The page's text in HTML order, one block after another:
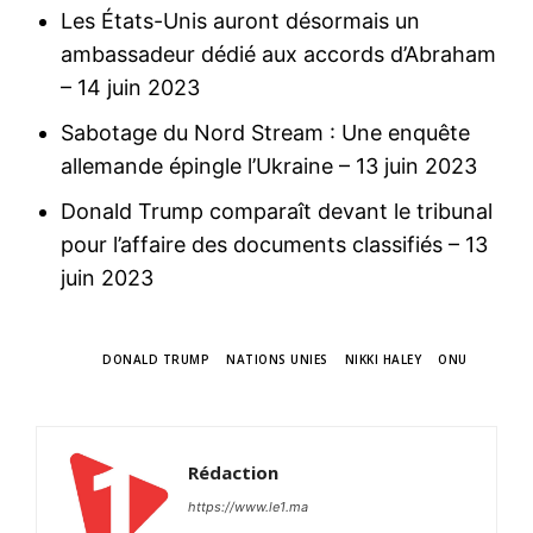
Les États-Unis auront désormais un
ambassadeur dédié aux accords d’Abraham
– 14 juin 2023
Sabotage du Nord Stream : Une enquête
allemande épingle l’Ukraine – 13 juin 2023
Donald Trump comparaît devant le tribunal
pour l’affaire des documents classifiés – 13
juin 2023
DONALD TRUMP NATIONS UNIES NIKKI HALEY ONU
Rédaction
https://www.le1.ma